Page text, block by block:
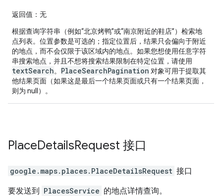
返回值 ：无
根据查询字符串（例如“北京烤鸭”或“南京附近的鞋店”）检索地
点列表。位置参数是可选的；指定位置后，结果只会偏向于附近
的地点，而不会仅限于该区域内的地点。如果您想使用任意字符
串搜索地点，并且不想将搜索结果限制在特定位置，请使用
textSearch。 PlaceSearchPagination 对象可用于提取其
他结果页面（如果这是最后一个结果页面或只有一个结果页面，
则为 null）。
PlaceDetailsRequest 接口
google.maps.places. PlaceDetailsRequest 接口
要发送到 PlacesService 的地点详情查询。